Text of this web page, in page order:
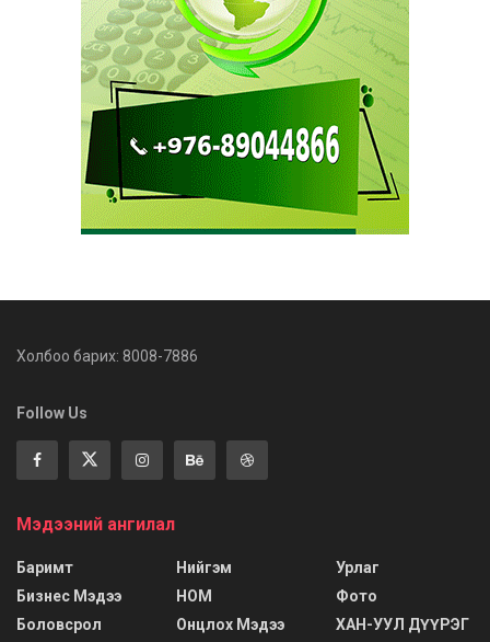
Холбоо барих: 8008-7886
Follow Us
Мэдээний ангилал
Баримт
Бизнес Мэдээ
Боловсрол
Нийгэм
НОМ
Онцлох Мэдээ
Урлаг
Фото
ХАН-УУЛ ДҮҮРЭГ